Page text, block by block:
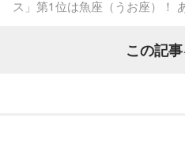
ペナントレース終盤の神宮球場
ス」第1位は魚座（うお座）！
この記